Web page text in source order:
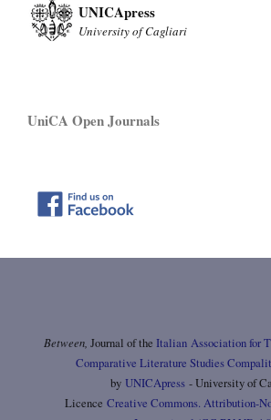
UNICApress
University of Cagliari
UniCA Open Journals
Between, Journal of the Italian Association for
Comparative Literature Studies Compalit
by UNICApress - University of
Licence Creative Commons. Attribution-